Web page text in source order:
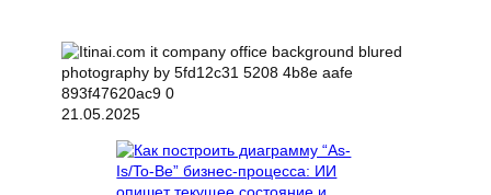
21.05.2025